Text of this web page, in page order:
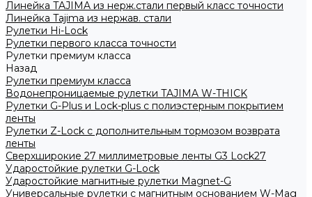
Линейка TAJIMA из нерж.стали первый класс точности
Линейка Tajima из нержав. стали
Рулетки Hi-Lock
Рулетки первого класса точности
Рулетки премиум класса
Назад
Рулетки премиум класса
Водонепроницаемые рулетки TAJIMA W-THICK
Рулетки G-Plus и Lock-plus с полиэстерным покрытием
ленты
Рулетки Z-Lock с дополнительным тормозом возврата
ленты
Сверхширокие 27 миллиметровые ленты G3 Lock27
Ударостойкие рулетки G-Lock
Ударостойкие магнитные рулетки Magnet-G
Универсальные рулетки с магнитным основанием W-Mag